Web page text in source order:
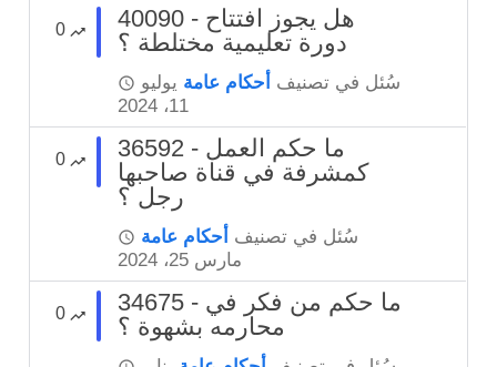
0
40090 - هل يجوز افتتاح
دورة تعليمية مختلطة ؟
سُئل في تصنيف أحكام عامة يوليو
11، 2024
0
36592 - ما حكم العمل
كمشرفة في قناة صاحبها
رجل ؟
سُئل في تصنيف
أحكام عامة
مارس 25، 2024
0
34675 - ما حكم من فكر في
محارمه بشهوة ؟